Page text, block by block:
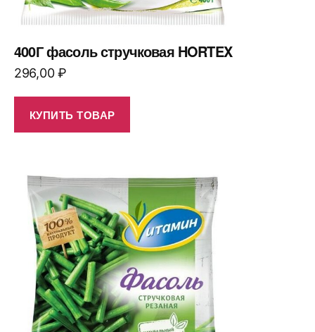
400Г фасоль стручковая HORTEX
296,00₽
КУПИТЬ ТОВАР